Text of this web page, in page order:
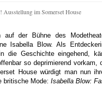
Ausstellung im Somerset House
auf der Bühne des
Isabella Blow. Als
die Geschichte eingehend,
so deprimierend
House würdigt man nun
britische Mode: Isabella Blow: